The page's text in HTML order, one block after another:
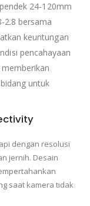
24-120mm
2.8 bersama
keuntungan
pencahayaan
untuk
dengan resolusi
jernih. Desain
saat kamera tidak